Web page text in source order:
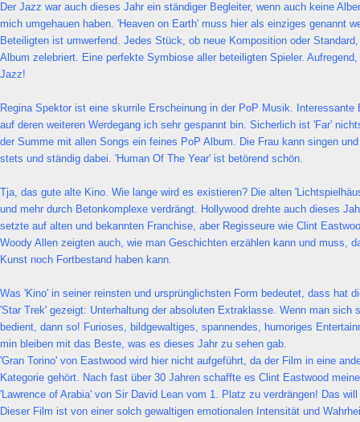
Der Jazz war auch dieses Jahr ein ständiger Begleiter, wenn auch keine
mich umgehauen haben. 'Heaven on Earth' muss hier als einziges genannt
Beteiligten ist umwerfend. Jedes Stück, ob neue Komposition oder
Album zelebriert. Eine perfekte Symbiose aller beteiligten Spieler.
Jazz!
Regina Spektor ist eine skurrile Erscheinung in der PoP Musik. Interessante
auf deren weiteren Werdegang ich sehr gespannt bin. Sicherlich ist 'Far'
der Summe mit allen Songs ein feines PoP Album. Die Frau kann singen
stets und ständig dabei. 'Human Of The Year' ist betörend schön.
Tja, das gute alte Kino. Wie lange wird es existieren? Die alten
und mehr durch Betonkomplexe verdrängt. Hollywood drehte auch dieses
setzte auf alten und bekannten Franchise, aber Regisseure wie Clint
Woody Allen zeigten auch, wie man Geschichten erzählen kann und muss,
Kunst noch Fortbestand haben kann.
Was 'Kino' in seiner reinsten und ursprünglichsten Form bedeutet, dass hat
'Star Trek' gezeigt: Unterhaltung der absoluten Extraklasse. Wenn man sich
bedient, dann so! Furioses, bildgewaltiges, spannendes, humoriges
min bleiben mit das Beste, was es dieses Jahr zu sehen gab.
'Gran Torino' von Eastwood wird hier nicht aufgeführt, da der Film in eine
Kategorie gehört. Nach fast über 30 Jahren schaffte es Clint Eastwood
'Lawrence of Arabia' von Sir David Lean vom 1. Platz zu verdrängen! Das
Dieser Film ist von einer solch gewaltigen emotionalen Intensität und